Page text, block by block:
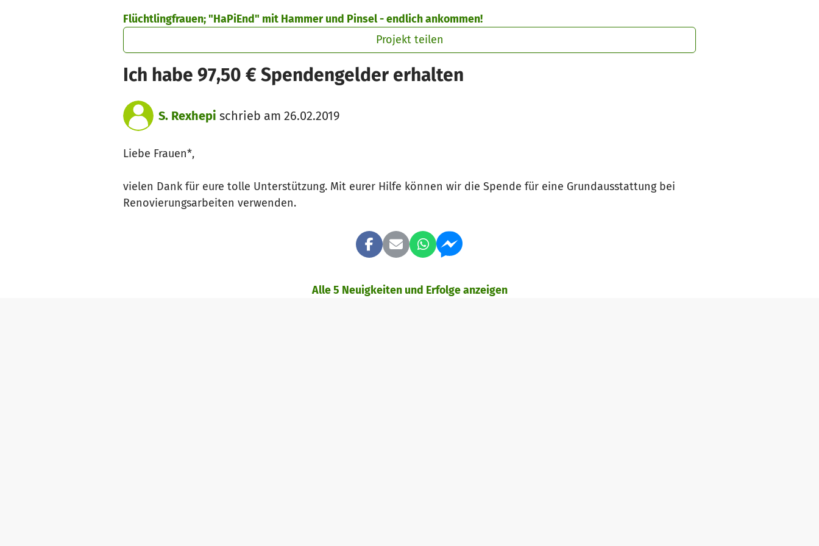
Flüchtlingfrauen; "HaPiEnd" mit Hammer und Pinsel - endlich ankommen!
Projekt teilen
Ich habe 97,50 € Spendengelder erhalten
S. Rexhepi schrieb am 26.02.2019
Liebe Frauen*,
vielen Dank für eure tolle Unterstützung. Mit eurer Hilfe können wir die Spende für eine Grundausstattung bei
Renovierungsarbeiten verwenden.
Alle 5 Neuigkeiten und Erfolge anzeigen